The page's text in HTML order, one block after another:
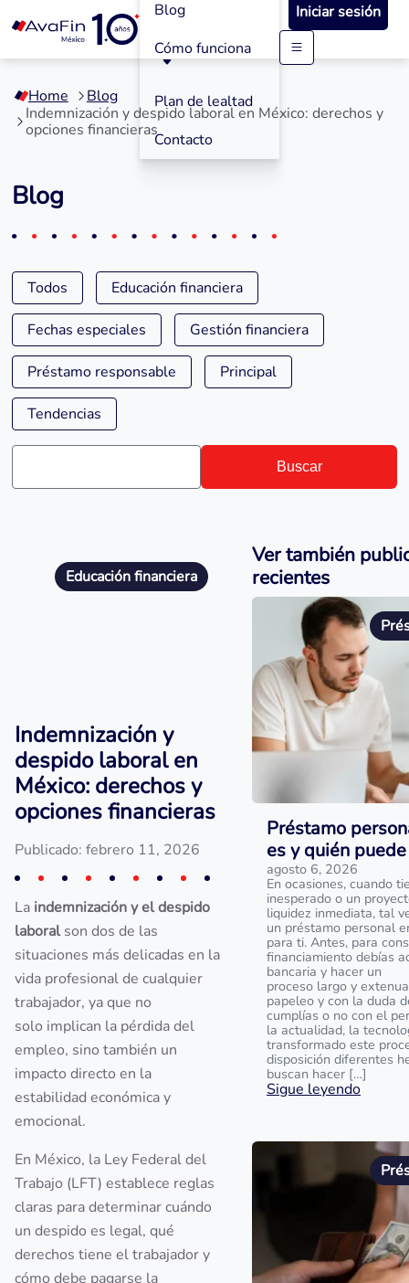
contenido
Blog
Cómo funciona
Plan de lealtad
Contacto
Iniciar sesión
Home
Blog
Indemnización y despido laboral en México: derechos y
opciones financieras
Blog
Todos Educación financiera
Fechas especiales Gestión financiera
Préstamo responsable Principal
Tendencias
Buscar
Educación financiera
Indemnización y
despido laboral en
México: derechos y
opciones financieras
Publicado: febrero 11, 2026
La indemnización y el despido
laboralson dos de las
situaciones más delicadas en la
vida profesional de cualquier
trabajador, ya que no
solo implican la pérdida del
empleo, sino también un
impacto directo en la
estabilidad económica y
emocional.
En México, la Ley Federal del
Trabajo (LFT) establece reglas
claras para determinar cuándo
un despido es legal, qué
derechos tiene el trabajador y
cómo debe pagarse la
Ver también
recientes
Préstamo
es y quién
agosto 6, 2026
En ocasiones, cuando
inesperado o un
liquidez inmediata, tal
un préstamo personal
para ti. Antes, para
financiamiento debías
bancaria y hacer un
proceso largo y
papeleo y con la duda
cumplías o no con el
la actualidad, la
transformado este
disposición diferentes
buscan hacer […]
Sigue leyendo